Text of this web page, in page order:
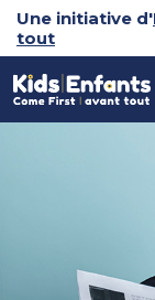
Sauter
au
contenu
Une initiative d'
tout